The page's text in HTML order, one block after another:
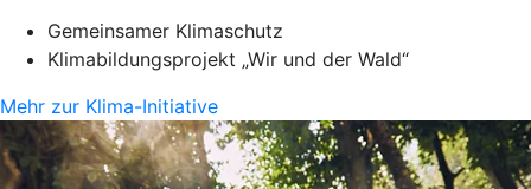
Gemeinsamer Klimaschutz
Klimabildungsprojekt „Wir und der Wald“
Mehr zur Klima-Initiative